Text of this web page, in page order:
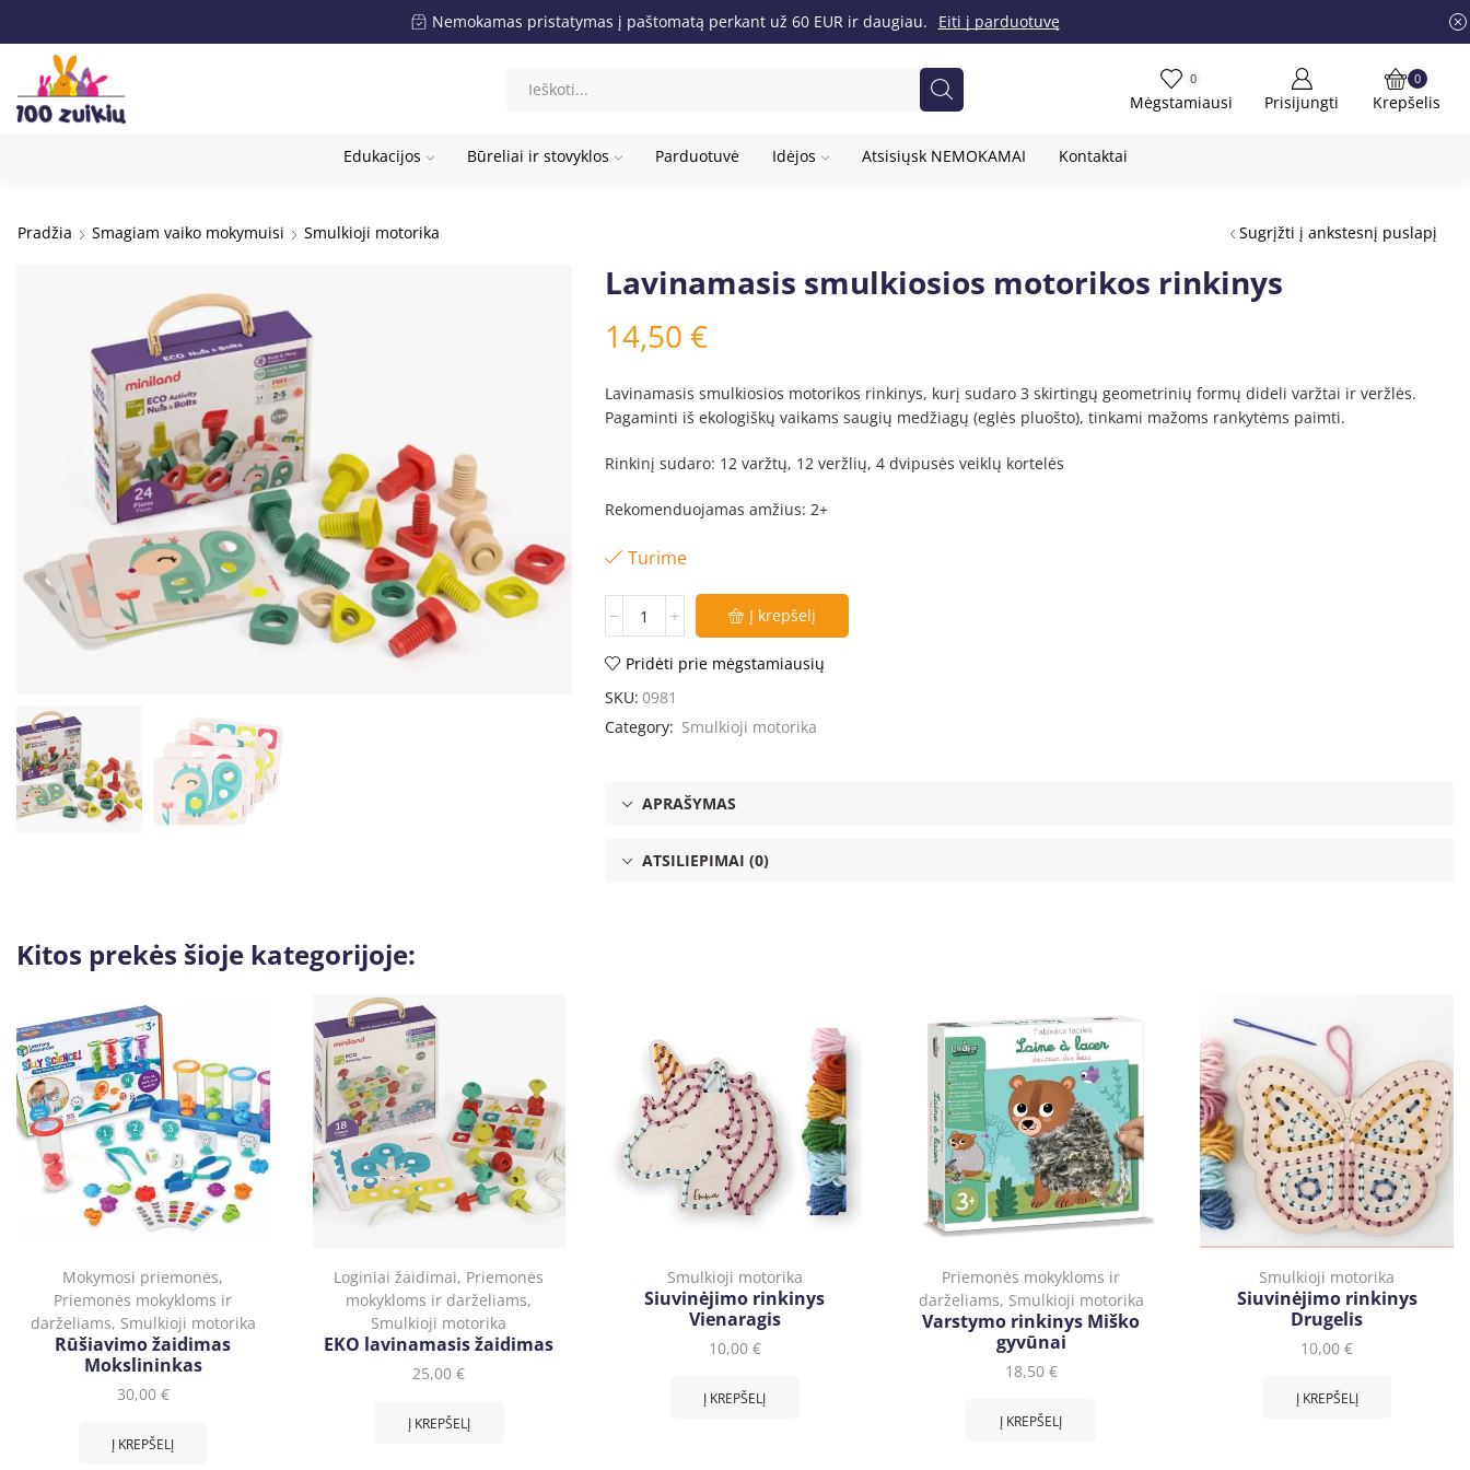
Nemokamas pristatymas į paštomatą perkant už 60 EUR ir daugiau. Eiti į parduotuvę
0
Mėgstamiausi Prisijungti
0
Krepšelis
Edukacijos Būreliai ir stovyklos Parduotuvė Idėjos Atsisiųsk NEMOKAMAI Kontaktai
Pradžia Smagiam vaiko mokymuisi Smulkioji motorika Sugrįžti į ankstesnį puslapį
Lavinamasis smulkiosios motorikos rinkinys
14,50 €
Lavinamasis smulkiosios motorikos rinkinys, kurį sudaro 3 skirtingų geometrinių formų dideli varžtai ir veržlės.
Pagaminti iš ekologiškų vaikams saugių medžiagų (eglės pluošto), tinkami mažoms rankytėms paimti.
Rinkinį sudaro: 12 varžtų, 12 veržlių, 4 dvipusės veiklų kortelės
Rekomenduojamas amžius: 2+
Turime
Į krepšelį
Pridėti prie mėgstamiausių
SKU: 0981
Category: Smulkioji motorika
APRAŠYMAS
ATSILIEPIMAI (0)
Kitos prekės šioje kategorijoje:
Mokymosi priemonės,
Priemonės mokykloms ir
darželiams, Smulkioji motorika
Rūšiavimo žaidimas
Mokslininkas
30,00 €
Į KREPŠELĮ
Loginiai žaidimai, Priemonės
mokykloms ir darželiams,
Smulkioji motorika
EKO lavinamasis žaidimas
25,00€
Į KREPŠELĮ
Smulkioji motorika
Siuvinėjimo rinkinys
Vienaragis
10,00 €
Į KREPŠELĮ
Priemonės mokykloms ir
darželiams, Smulkioji motorika
Varstymo rinkinys Miško
gyvūnai
18,50 €
Į KREPŠELĮ
Smulkioji motorika
Siuvinėjimo rinkinys
Drugelis
10,00€
Į KREPŠELĮ